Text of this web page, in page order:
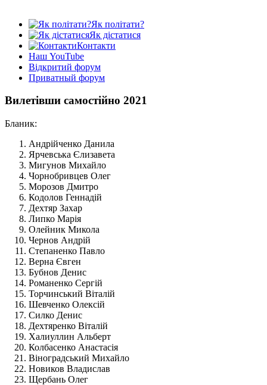
Як політати?
Як дістатися
Контакти
Наш YouTube
Відкритий форум
Приватный форум
Вилетівши самостійно 2021
Бланик:
Андрійченко Данила
Ярчевська Єлизавета
Мигунов Михайло
Чорнобривцев Олег
Морозов Дмитро
Кодолов Геннадій
Дехтяр Захар
Липко Марія
Олейник Микола
Чернов Андрій
Степаненко Павло
Верна Євген
Бубнов Денис
Романенко Сергій
Торчинський Віталій
Шевченко Олексій
Силко Денис
Дехтяренко Віталій
Халиуллин Альберт
Колбасенко Анастасія
Віноградський Михайло
Новиков Владислав
Щербань Олег